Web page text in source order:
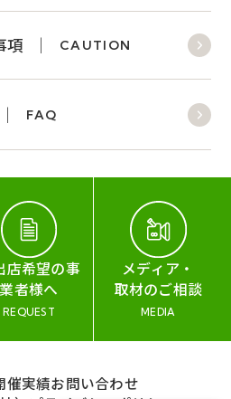
項 CAUTION
FAQ
店希望の事
業者様へ
REQUEST
メディア・
取材のご相談
MEDIA
催実績お問い合わせ